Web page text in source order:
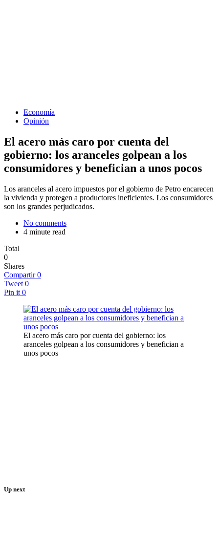
Economía
Opinión
El acero más caro por cuenta del
gobierno: los aranceles golpean a los
consumidores y benefician a unos pocos
Los aranceles al acero impuestos por el gobierno de Petro encarecen
la vivienda y protegen a productores ineficientes. Los consumidores
son los grandes perjudicados.
No comments
4 minute read
Total
0
Shares
Compartir 0
Tweet 0
Pin it 0
El acero más caro por cuenta del gobierno: los
aranceles golpean a los consumidores y benefician a
unos pocos
Up next